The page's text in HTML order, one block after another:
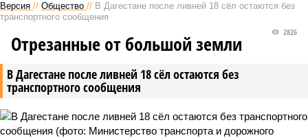
Версия // Общество // В Дагестане после ливней 18 сёл остаются без
транспортного сообщения
В Дагестане после ливней 18 сёл остаются без
транспортного сообщения
2826
Отрезанные от большой земли